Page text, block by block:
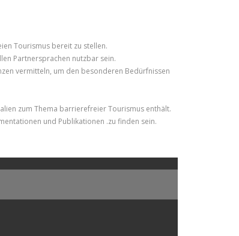
Tourismus bereit zu stellen.
Partnersprachen nutzbar sein.
vermitteln, um den besonderen Bedürfnissen
zum Thema barrierefreier Tourismus enthält.
und Publikationen .zu finden sein.